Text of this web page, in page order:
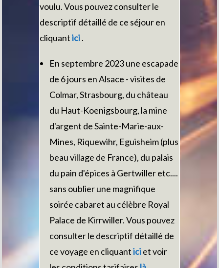
voulu. Vous pouvez consulter le
descriptif détaillé de ce séjour en
cliquantici.
En septembre 2023 une escapade
de 6 jours en Alsace - visites de
Colmar, Strasbourg, du château
du Haut-Koenigsbourg, la mine
d'argent de Sainte-Marie-aux-
Mines, Riquewihr, Eguisheim (plus
beau village de France), du palais
du pain d'épices à Gertwiller etc....
sans oublier une magnifique
soirée cabaret au célèbre Royal
Palace de Kirrwiller. Vous pouvez
consulter le descriptif détaillé de
ce voyage en cliquanticiet voir